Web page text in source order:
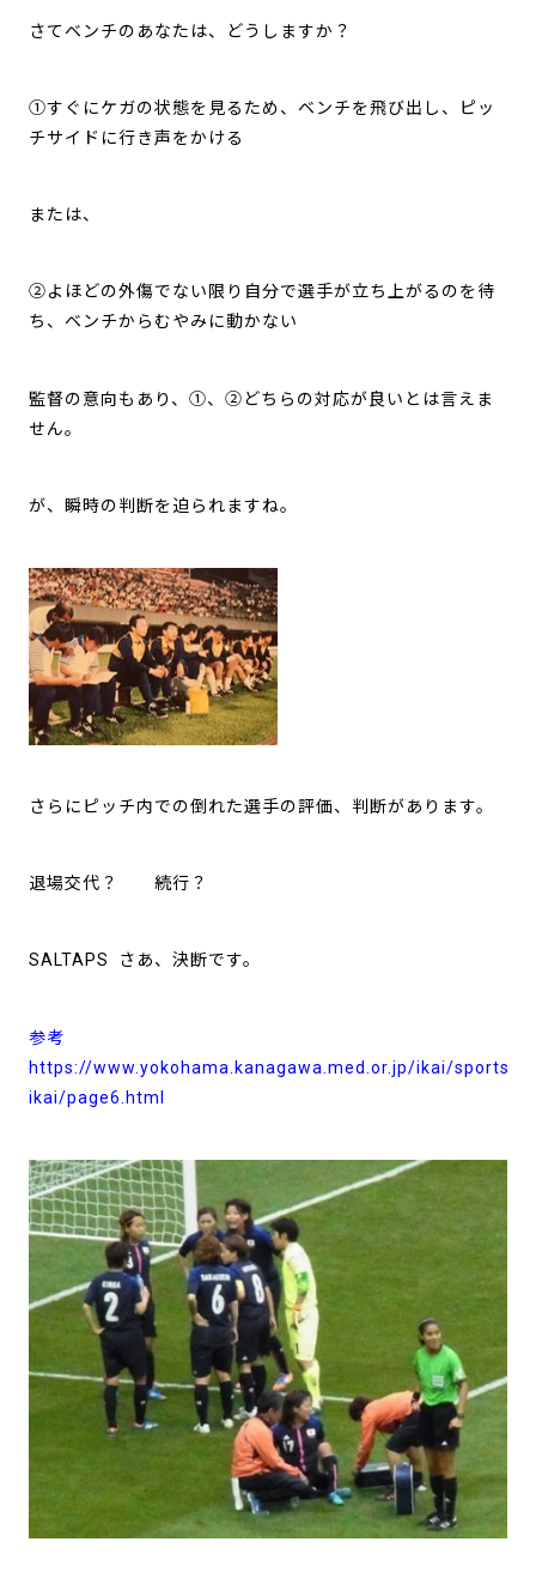
さてベンチのあなたは、どうしますか？
①すぐにケガの状態を見るため、ベンチを飛び出し、ピッ
チサイドに行き声をかける
または、
②よほどの外傷でない限り自分で選手が立ち上がるのを待
ち、ベンチからむやみに動かない
監督の意向もあり、①、②どちらの対応が良いとは言えま
せん。
が、瞬時の判断を迫られますね。
さらにピッチ内での倒れた選手の評価、判断があります。
退場交代？ 続行？
SALTAPS さあ、決断です。
参考
https://www.yokohama.kanagawa.med.or.jp/ikai/sports-
ikai/page6.html